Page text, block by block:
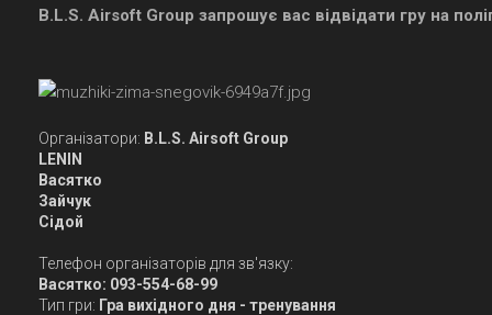
B.L.S. Airsoft Group запрошує вас відвідати гру на
Організатори: B.L.S. Airsoft Group
LENIN
Васятко
Зайчук
Сідой
Телефон організаторів для зв'язку:
Васятко: 093-554-68-99
Тип гри: Гра вихідного дня - тренування